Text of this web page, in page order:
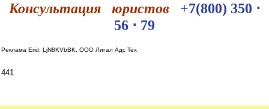
Консультация юристов
+7(800) 350 ⋅
56 ⋅ 79
Реклама Erid: LjN8KVbBK, ООО Лигал Адс Тех
441